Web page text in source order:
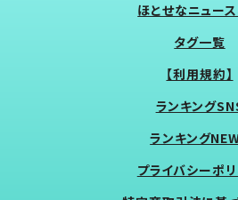
ほとせなニュー
タグ一覧
【利用規約】
ランキング
ランキング
プライバシーポ